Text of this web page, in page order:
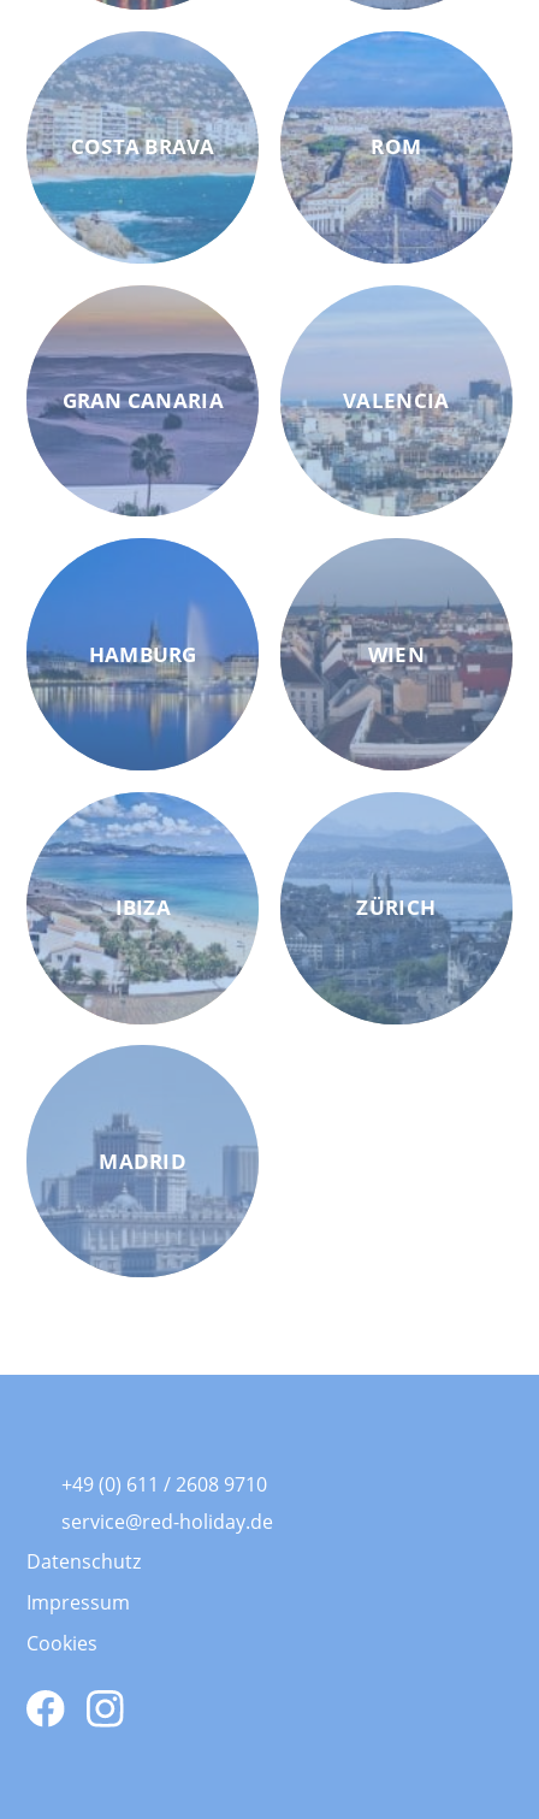
COSTA BRAVA
GRAN CANARIA
HAMBURG
IBIZA
MADRID
ROM
VALENCIA
WIEN
ZÜRICH
+49 (0) 611 / 2608 9710
service@red-holiday.de
Datenschutz
Impressum
Cookies